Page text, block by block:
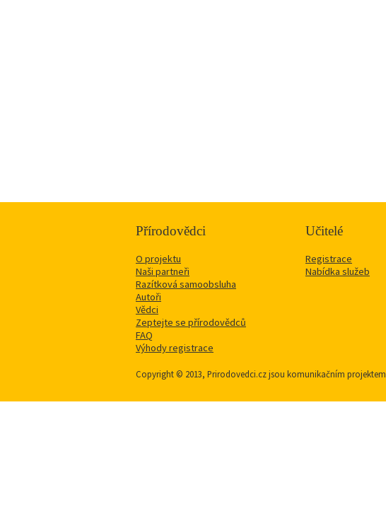
Přírodovědci
O projektu
Naši partneři
Razítková samoobsluha
Autoři
Vědci
Zeptejte se přírodovědců
FAQ
Výhody registrace
Učitelé
Registrace
Nabídka služeb
Copyright © 2013, Prirodovedci.cz jsou komunikačním projektem